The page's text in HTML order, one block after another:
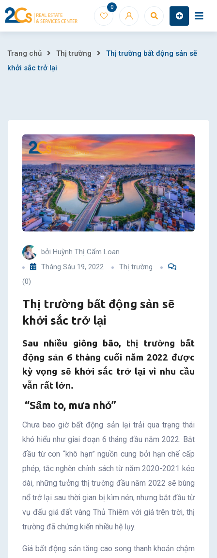
Skip
to
0
Thị
động
sản
sẽ
khởi
sắc
trở
lại
Trang chủ Thị trường
Thị trường bất động sản sẽ
khởi sắc trở lại
bởi Huỳnh Thị Cẩm Loan
Tháng Sáu 19, 2022
Thị trường
(0)
Thị trường bất động sản sẽ
khởi sắc trở lại
Sau nhiều giông bão, thị trường bất
động sản 6 tháng cuối năm 2022 được
kỳ vọng sẽ khởi sắc trở lại vì nhu cầu
vẫn rất lớn.
“Sấm to, mưa nhỏ”
Chưa bao giờ bất động sản lại trải qua trạng thái
khó hiểu như giai đoạn 6 tháng đầu năm 2022. Bắt
đầu từ cơn “khô hạn” nguồn cung bởi hạn chế cấp
phép, tắc nghẽn chính sách từ năm 2020-2021 kéo
dài, những tưởng thị trường đầu năm 2022 sẽ bùng
nổ trở lại sau thời gian bị kìm nén, nhưng bắt đầu từ
vụ đấu giá đất vàng Thủ Thiêm với giá trên trời, thị
trường đã chứng kiến nhiều hệ lụy.
Giá bất động sản tăng cao song thanh khoản chậm